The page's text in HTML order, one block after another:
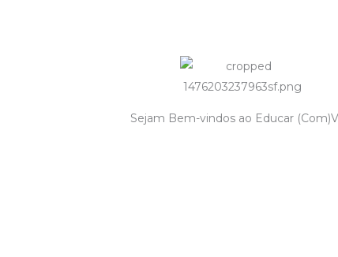
Sejam Bem-vindos ao Educar